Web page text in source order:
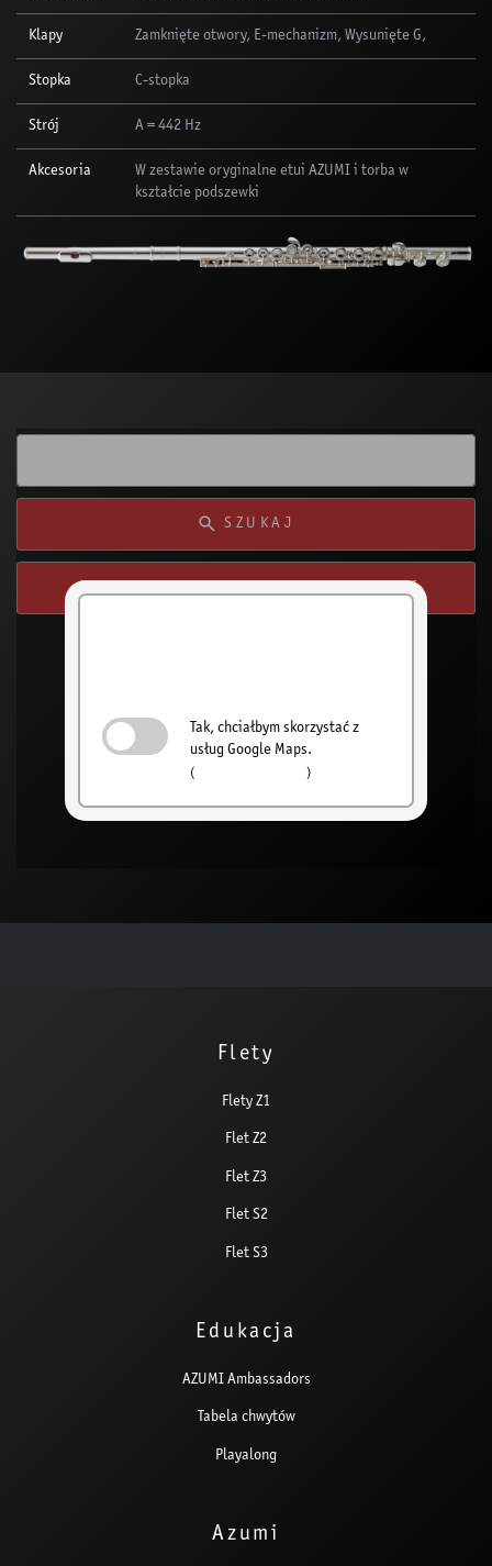
Klapy Zamknięte otwory, E-mechanizm, Wysunięte G,
Stopka C-stopka
Strój A = 442 Hz
Akcesoria
W zestawie oryginalne etui AZUMI i torba w
kształcie podszewki
Tak, chciałbym skorzystać z
usług Google Maps.
( )
SZUKAJ
SWYSZUKAJ Z MOJEJ LOKALIZACJI
Flety
Flety Z1
Flet Z2
Flet Z3
Flet S2
Flet S3
Edukacja
AZUMI Ambassadors
Tabela chwytów
Playalong
Azumi